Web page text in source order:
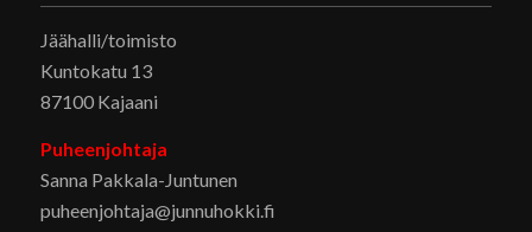
Jäähalli/toimisto
Kuntokatu 13
87100 Kajaani
Puheenjohtaja
Sanna Pakkala-Juntunen
puheenjohtaja@junnuhokki.fi